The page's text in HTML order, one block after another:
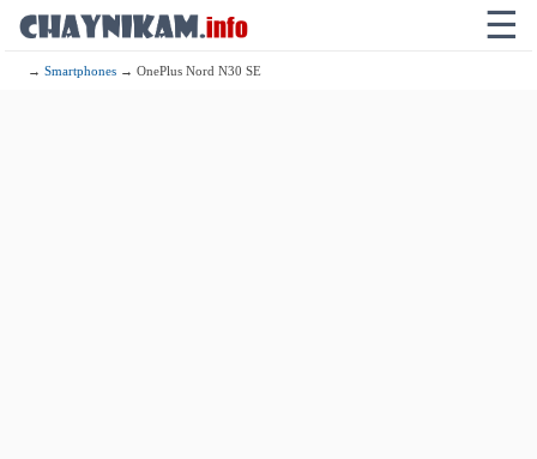
☰
→Smartphones → OnePlus Nord N30 SE